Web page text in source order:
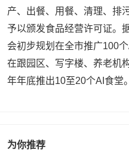
产、出餐、用餐、清理、排
予以颁发食品经营许可证。
会初步规划在全市推广100
在跟园区、写字楼、养老机
年年底推出10至20个AI食堂
为你推荐